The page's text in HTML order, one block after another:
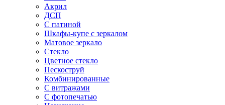
Акрил
ДСП
С патиной
Шкафы-купе с зеркалом
Матовое зеркало
Стекло
Цветное стекло
Пескоструй
Комбинированные
С витражами
С фотопечатью